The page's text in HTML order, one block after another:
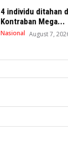
4 individu ditahan
Kontraban Mega...
Nasional August 7,